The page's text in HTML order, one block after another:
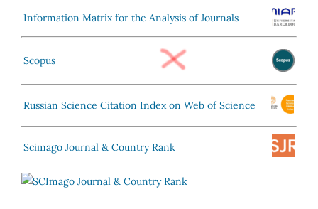
Information Matrix for the Analysis of Journals
Scopus
Russian Science Citation Index on Web of Science
Scimago Journal & Country Rank